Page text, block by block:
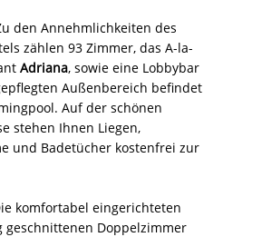
den Annehmlichkeiten des
zählen 93 Zimmer, das A-la-
Adriana, sowie eine Lobbybar
Außenbereich befindet
Auf der schönen
stehen Ihnen Liegen,
und Badetücher kostenfrei zur
komfortabel eingerichteten
geschnittenen Doppelzimmer